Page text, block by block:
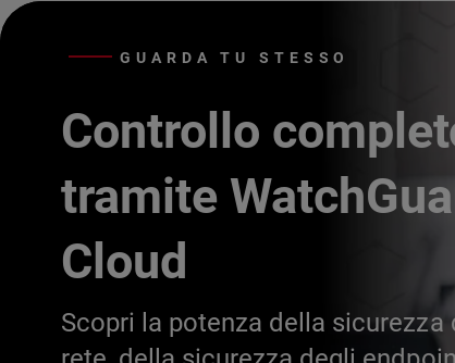
GUARDA TU STESSO
Controllo
tramite
Cloud
Scopri la potenza della sicurezza